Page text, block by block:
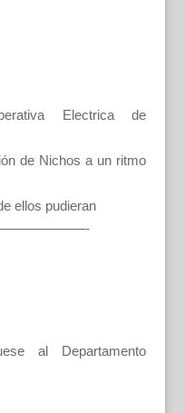
Electrica de
de Nichos a un ritmo
ellos pudieran
al Departamento